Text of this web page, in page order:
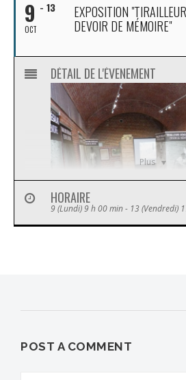
9
OCT
- 13
EXPOSITION
DEVOIR DE MÉMOIRE"
Plus
DÉTAIL DE L'ÉVENEMENT
un devoir de mémoire”, en
HORAIRE
9 (Lundi) 9 h 00 min - 13 (Vendredi)
POST A COMMENT